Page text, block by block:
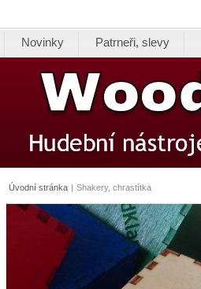
Novinky Patrneři, slevy
Úvodní stránka | Shakery, chrastítka